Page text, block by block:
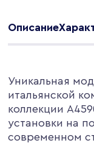
Описание
Уникальная
итальянской
коллекции
установки на
современном